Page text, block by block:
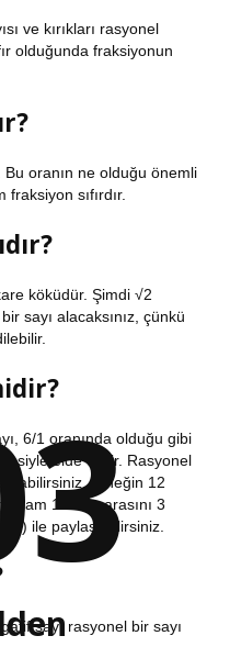
ve kırıkları rasyonel
olduğunda fraksiyonun
Bu oranın ne olduğu önemli
sıfırdır.
köküdür. Şimdi √2
sayı alacaksınız, çünkü
6/1 oranında olduğu gibi
elde edilir. Rasyonel
alabilirsiniz, örneğin 12
18 numarasını 3
4) ile paylaşabilirsiniz.
sayı rasyonel bir sayı